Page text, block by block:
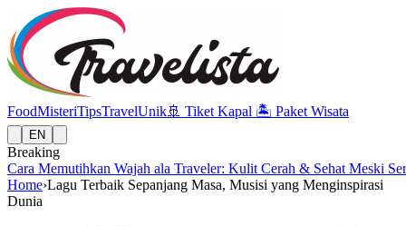
FoodMisteriTipsTravelUnik🚢 Tiket Kapal 🏝️ Paket Wisata
EN
Breaking
Cara Memutihkan Wajah ala Traveler: Kulit Cerah & Sehat Meski
Home›Lagu Terbaik Sepanjang Masa, Musisi yang Menginspirasi
Dunia